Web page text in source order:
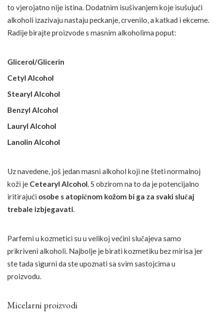
to vjerojatno nije istina. Dodatnim isušivanjem koje isušujući
alkoholi izazivaju nastaju peckanje, crvenilo, a katkad i ekceme.
Radije birajte proizvode s masnim alkoholima poput:
Glicerol/Glicerin
Cetyl Alcohol
Stearyl Alcohol
Benzyl Alcohol
Lauryl Alcohol
Lanolin Alcohol
Uz navedene, još jedan masni alkohol koji ne šteti normalnoj
koži je Cetearyl Alcohol. S obzirom na to da je potencijalno
iritirajući osobe s atopičnom kožom bi ga za svaki slučaj
trebale izbjegavati.
Parfemi u kozmetici su u velikoj većini slučajeva samo
prikriveni alkoholi. Najbolje je birati kozmetiku bez mirisa jer
ste tada sigurni da ste upoznati sa svim sastojcima u
proizvodu.
Micelarni proizvodi